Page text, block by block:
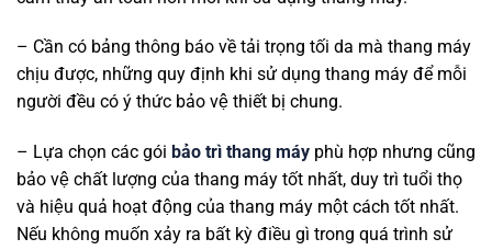
– Cần có bảng thông báo về tải trọng tối da mà thang máy
chịu được, những quy định khi sử dụng thang máy để mỗi
người đều có ý thức bảo vệ thiết bị chung.
– Lựa chọn các gói bảo trì thang máy phù hợp nhưng cũng
bảo vệ chất lượng của thang máy tốt nhất, duy trì tuổi thọ
và hiệu quả hoạt động của thang máy một cách tốt nhất.
Nếu không muốn xảy ra bất kỳ điều gì trong quá trình sử